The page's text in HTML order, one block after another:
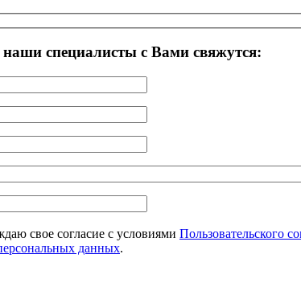
наши специалисты с Вами свяжутся:
свое согласие с условиями Пользовательского
данных.